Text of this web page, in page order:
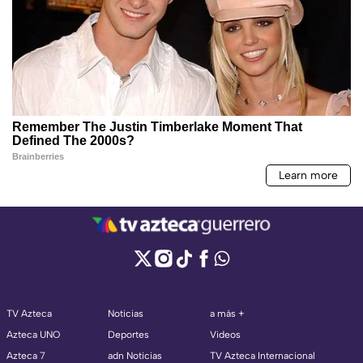
TV Azteca
Azteca UNO
Azteca 7
Noticias
Deportes
adn Noticias
a más +
Videos
TV Azteca Internacional